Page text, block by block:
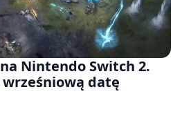
Nintendo Switch 2.
datę